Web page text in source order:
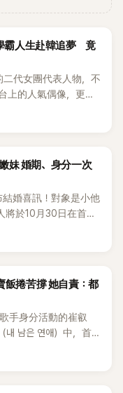
霸人生赴韓追夢 竟
二代女團代表人物，不
上的人氣偶像，更是
露，自己在美國就讀
妹 婚期、身分一次
結婚喜訊！對象是小他
將於10月30日在首爾
飯捲苦撐 她自責：都
手身分活動的崔叡
내 남은 연애）中，首
起父母為了籌措醫療